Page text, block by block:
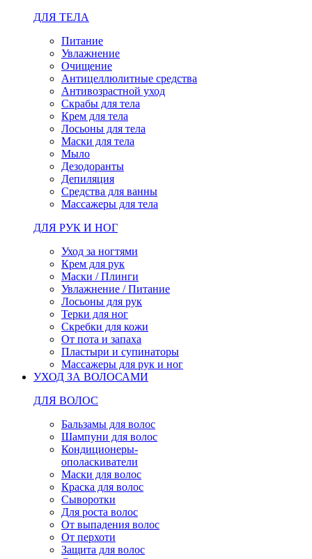
ДЛЯ ТЕЛА
Питание
Увлажнение
Очищение
Антицеллюлитные средства
Антивозрастной уход
Скрабы для тела
Крем для тела
Лосьоны для тела
Маски для тела
Мыло
Дезодоранты
Депиляция
Средства для ванны
Массажеры для тела
ДЛЯ РУК И НОГ
Уход за ногтями
Крем для рук
Маски / Плинги
Увлажнение / Питание
Лосьоны для рук
Терки для ног
Скребки для кожи
От пота и запаха
Пластыри и супинаторы
Массажеры для рук и ног
УХОД ЗА ВОЛОСАМИ
ДЛЯ ВОЛОС
Бальзамы для волос
Шампуни для волос
Кондиционеры-
ополаскиватели
Маски для волос
Краска для волос
Сыворотки
Для роста волос
От выпадения волос
От перхоти
Защита для волос